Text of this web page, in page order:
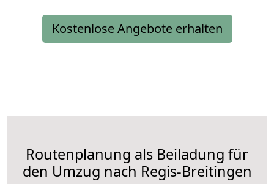
Kostenlose Angebote erhalten
Routenplanung als Beiladung für
den Umzug nach Regis-Breitingen